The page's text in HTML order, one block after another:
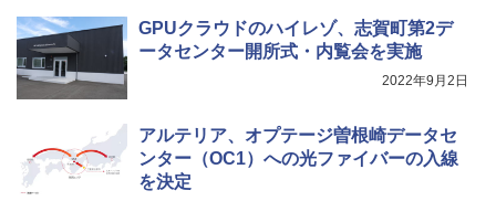
GPUクラウドのハイレゾ、志賀町第2デ
ータセンター開所式・内覧会を実施
2022年9月2日
アルテリア、オプテージ曽根崎データセ
ンター（OC1）への光ファイバーの入線
を決定